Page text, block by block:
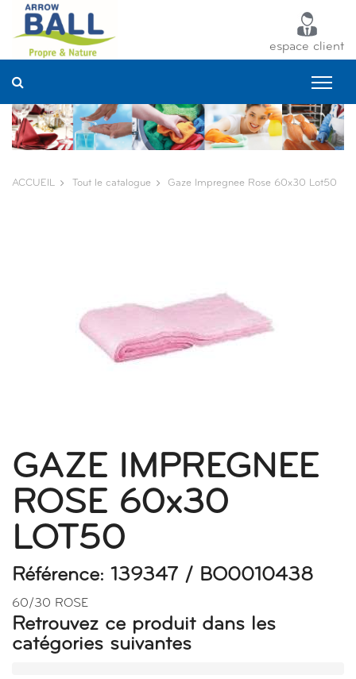
espace client
ACCUEIL Tout le catalogue Gaze Impregnee Rose 60x30 Lot50
GAZE IMPREGNEE
ROSE 60x30
LOT50
Référence: 139347 / BO0010438
60/30 ROSE
Retrouvez ce produit dans les
catégories suivantes
Panneau de gestion des cookies